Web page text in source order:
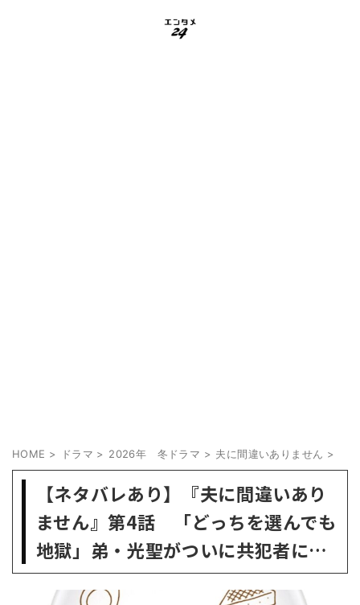
HOME > ドラマ > 2026年 冬ドラマ > 夫に間違いありません >
【ネタバレあり】『夫に間違いあり
ません』第4話 「どっちを選んでも
地獄」弟・光聖がついに共犯者に…